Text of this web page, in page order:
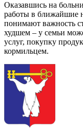
Оказавшись на
работы в ближайшие
понимают важность
худшем – у семьи
услуг, покупку
кормильцем.